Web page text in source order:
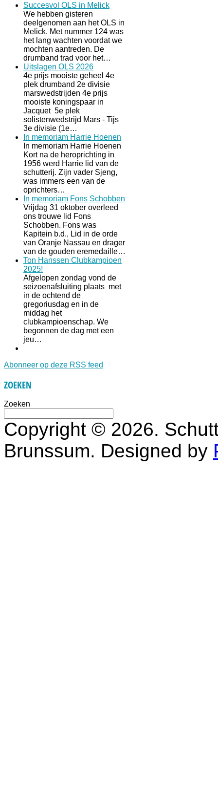
Succesvol OLS in Melick
We hebben gisteren
deelgenomen aan het OLS in
Melick. Met nummer 124 was
het lang wachten voordat we
mochten aantreden. De
drumband trad voor het…
Uitslagen OLS 2026
4e prijs mooiste geheel 4e
plek drumband 2e divisie
marswedstrijden 4e prijs
mooiste koningspaar in
Jacquet 5e plek
solistenwedstrijd Mars - Tijs
3e divisie (1e…
In memoriam Harrie Hoenen
In memoriam Harrie Hoenen
Kort na de heroprichting in
1956 werd Harrie lid van de
schutterij. Zijn vader Sjeng,
was immers een van de
oprichters…
In memoriam Fons Schobben
Vrijdag 31 oktober overleed
ons trouwe lid Fons
Schobben. Fons was
Kapitein b.d., Lid in de orde
van Oranje Nassau en drager
van de gouden eremedaille…
Ton Hanssen Clubkampioen
2025!
Afgelopen zondag vond de
seizoenafsluiting plaats met
in de ochtend de
gregoriusdag en in de
middag het
clubkampioenschap. We
begonnen de dag met een
jeu…
Abonneer op deze RSS feed
ZOEKEN
Zoeken
Copyright © 2026.
Brunssum. Designed by